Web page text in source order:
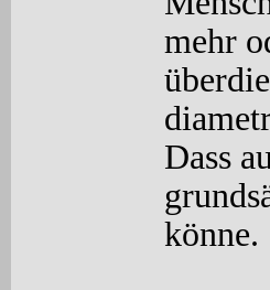
mehr
Dass
könne.